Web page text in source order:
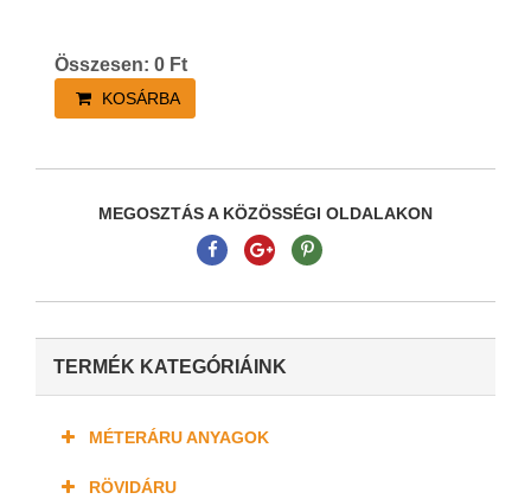
Összesen: 0 Ft
KOSÁRBA
MEGOSZTÁS A KÖZÖSSÉGI OLDALAKON
TERMÉK KATEGÓRIÁINK
MÉTERÁRU ANYAGOK
RÖVIDÁRU